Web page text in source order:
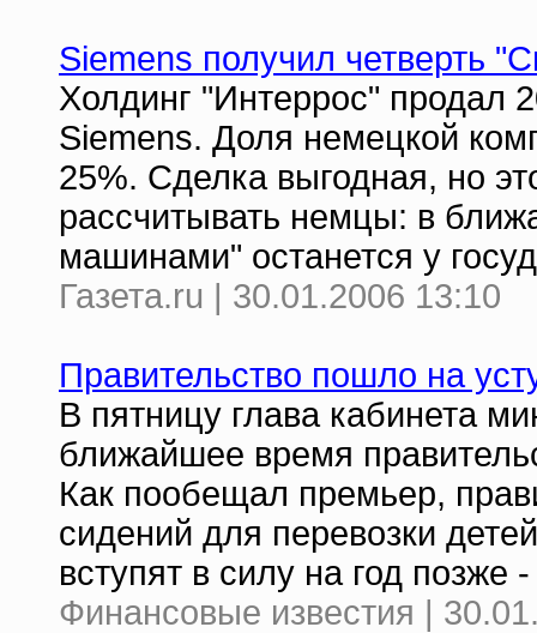
Siemens получил четверть
Холдинг "Интеррос" продал
Siemens. Доля немецкой
25%. Сделка выгодная, но
рассчитывать немцы: в
машинами" останется у
Газета.ru | 30.01.2006 13:10
Правительство пошло на
В пятницу глава кабинета
ближайшее время
Как пообещал премьер,
сидений для перевозки
вступят в силу на год позже
Финансовые известия |